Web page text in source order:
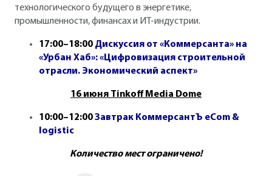
технологического будущего в энергетике,
промышленности, финансах и ИТ-индустрии.
17:00–18:00 Дискуссия от «Коммерсанта» на
«Урбан Хаб»: «Цифровизация строительной
отрасли. Экономический аспект»
16 июня Tinkoff Media Dome
10:00–12:00Завтрак КоммерсантЪ eCom &
logistic
Количество мест ограничено!